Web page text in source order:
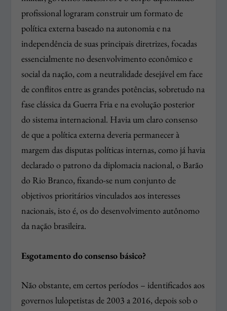
profissional lograram construir um formato de
política externa baseado na autonomia e na
independência de suas principais diretrizes, focadas
essencialmente no desenvolvimento econômico e
social da nação, com a neutralidade desejável em face
de conflitos entre as grandes potências, sobretudo na
fase clássica da Guerra Fria e na evolução posterior
do sistema internacional. Havia um claro consenso
de que a política externa deveria permanecer à
margem das disputas políticas internas, como já havia
declarado o patrono da diplomacia nacional, o Barão
do Rio Branco, fixando-se num conjunto de
objetivos prioritários vinculados aos interesses
nacionais, isto é, os do desenvolvimento autônomo
da nação brasileira.
Esgotamento do consenso básico?
Não obstante, em certos períodos – identificados aos
governos lulopetistas de 2003 a 2016, depois sob o